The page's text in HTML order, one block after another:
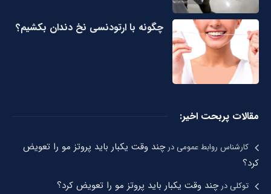
چگونه با ارتودنسی نخ دندان بکشیم؟
مقالات پربحت اخیر:
کارشناس روابط عمومیدرچند وقت یکبار باید پروتز مو را تعویض
کرد؟
توکلیدرچند وقت یکبار باید پروتز مو را تعویض کرد؟